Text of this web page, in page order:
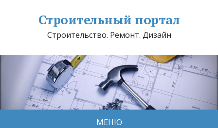
Строительный портал
Строительство. Ремонт. Дизайн
МЕНЮ